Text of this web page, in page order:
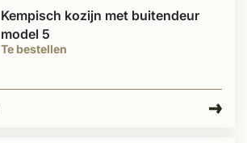
Te bestellen
Kempisch kozijn met buitendeur
model 5